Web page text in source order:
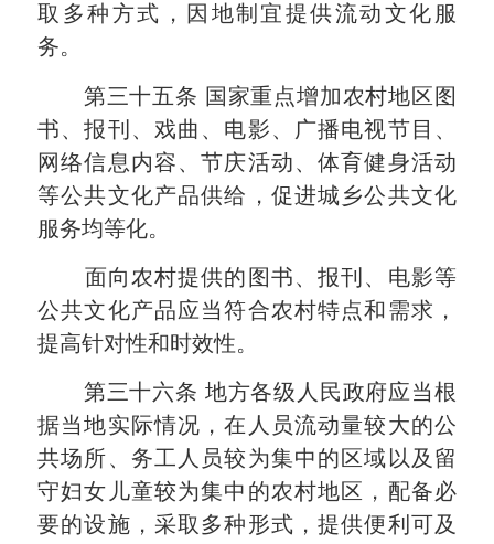
取多种方式，因地制宜提供流动文化服
务。
第三十五条 国家重点增加农村地区图
书、报刊、戏曲、电影、广播电视节目、
网络信息内容、节庆活动、体育健身活动
等公共文化产品供给，促进城乡公共文化
服务均等化。
面向农村提供的图书、报刊、电影等
公共文化产品应当符合农村特点和需求，
提高针对性和时效性。
第三十六条 地方各级人民政府应当根
据当地实际情况，在人员流动量较大的公
共场所、务工人员较为集中的区域以及留
守妇女儿童较为集中的农村地区，配备必
要的设施，采取多种形式，提供便利可及